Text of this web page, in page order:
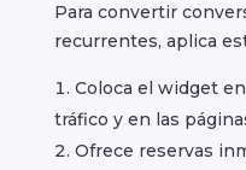
Para convertir
recurrentes, aplica
Coloca el widget
tráfico y en las
Ofrece reservas